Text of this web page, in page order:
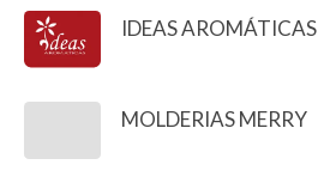
IDEAS AROMÁTICAS
MOLDERIAS MERRY